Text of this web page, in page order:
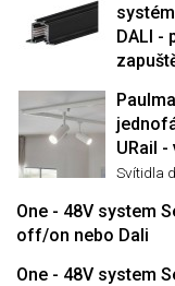
DALI -
URail -
Svítidla
One - 48V system
off/on nebo Dali
One - 48V system